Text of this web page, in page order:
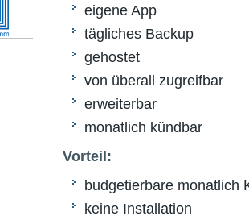
eigene App
tägliches Backup
gehostet
von überall zugreifbar
erweiterbar
monatlich kündbar
Vorteil:
budgetierbare monatlich
keine Installation